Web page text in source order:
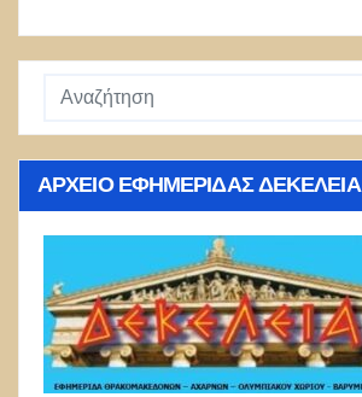
ΑΡΧΕΊΟ ΕΦΗΜΕΡΊΔΑΣ ΔΕΚΈΛΕΙΑ